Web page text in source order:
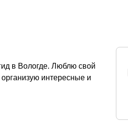
в Вологде. Люблю свой
интересные и